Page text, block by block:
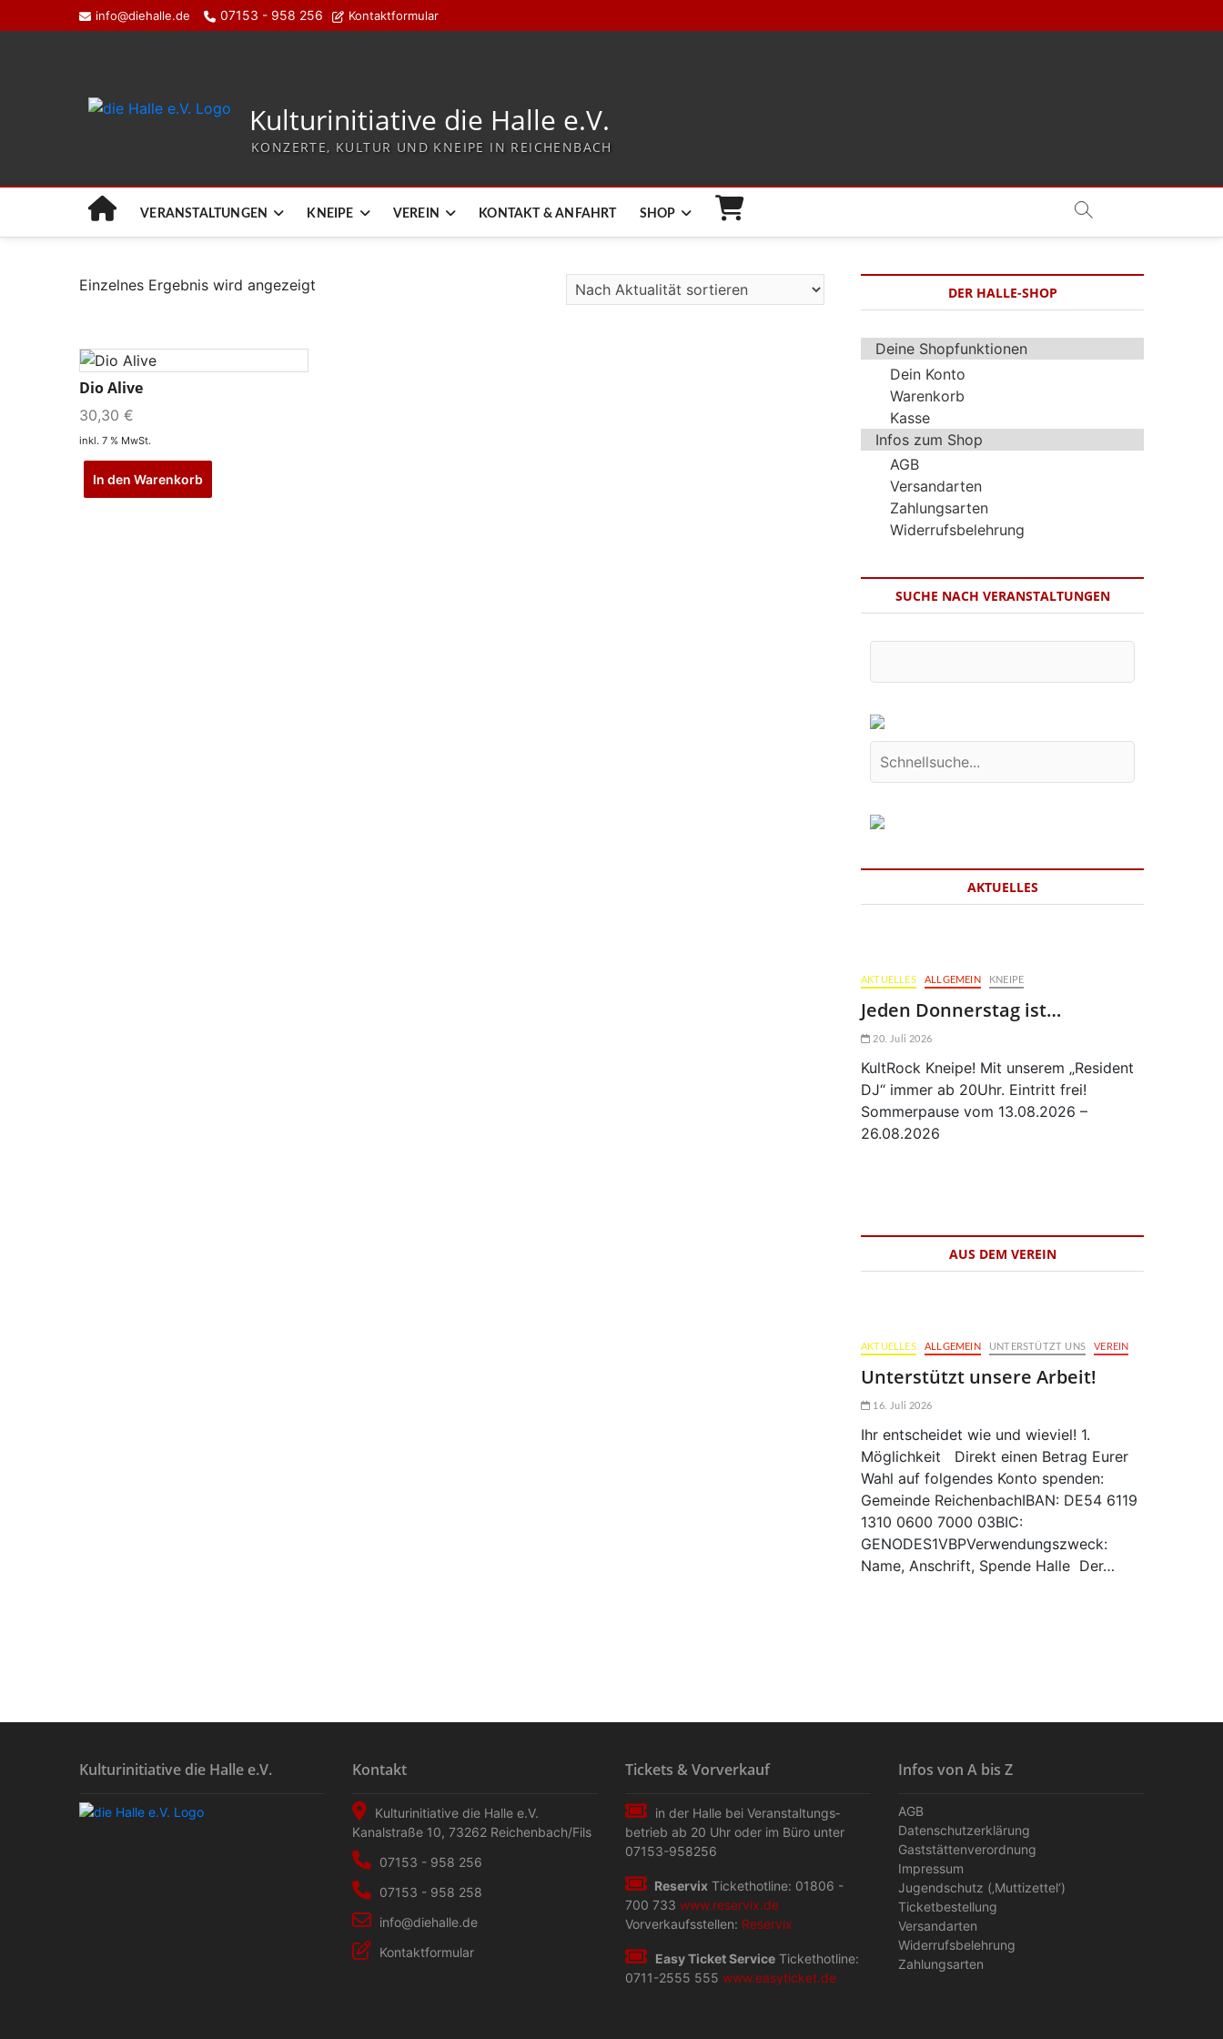
info@diehalle.de 07153 - 958 256 Kontaktformular
Kulturinitiative die Halle e.V.
KONZERTE, KULTUR UND KNEIPE IN REICHENBACH
VERANSTALTUNGEN KNEIPE VEREIN KONTAKT & ANFAHRT SHOP
Einzelnes Ergebnis wird angezeigt
Dio Alive
30,30 €
inkl. 7 % MwSt.
In den Warenkorb
DER HALLE-SHOP
Deine Shopfunktionen
Dein Konto
Warenkorb
Kasse
Infos zum Shop
AGB
Versandarten
Zahlungsarten
Widerrufsbelehrung
SUCHE NACH VERANSTALTUNGEN
AKTUELLES
AKTUELLES ALLGEMEIN KNEIPE
Jeden Donnerstag ist…
20. Juli 2026
KultRock Kneipe! Mit unserem „Resident
DJ“ immer ab 20Uhr. Eintritt frei!
Sommerpause vom 13.08.2026 –
26.08.2026
AUS DEM VEREIN
AKTUELLES ALLGEMEIN UNTERSTÜTZT UNS VEREIN
Unterstützt unsere Arbeit!
16. Juli 2026
Ihr entscheidet wie und wieviel! 1.
Möglichkeit Direkt einen Betrag Eurer
Wahl auf folgendes Konto spenden:
Gemeinde ReichenbachIBAN: DE54 6119
1310 0600 7000 03BIC:
GENODES1VBPVerwendungszweck:
Name, Anschrift, Spende Halle Der…
Kulturinitiative die Halle e.V. Kontakt
Kulturinitiative die Halle e.V.
Kanalstraße 10, 73262 Reichenbach/Fils
07153 - 958 256
07153 - 958 258
info@diehalle.de
Kontaktformular
Tickets & Vorverkauf
in der Halle bei Veranstaltungs­
betrieb ab 20 Uhr oder im Büro unter
07153-958256
Reservix Tickethotline: 01806 -
700 733 www.reservix.de
Vorverkaufsstellen: Reservix
Easy Ticket Service Tickethotline:
0711-2555 555 www.easyticket.de
Infos von A bis Z
AGB
Datenschutzerklärung
Gaststättenverordnung
Impressum
Jugendschutz (‚Muttizettel‘)
Ticketbestellung
Versandarten
Widerrufsbelehrung
Zahlungsarten